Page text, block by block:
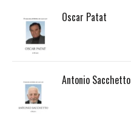
Oscar Patat
Antonio Sacchetto